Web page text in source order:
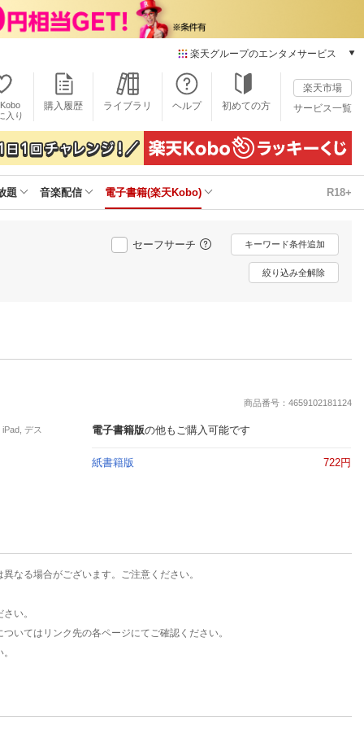
楽天グループのエンタメサービス
本/ゲーム/CD/DVD
楽天ブックス
電子書籍
楽天Kobo
雑誌読み放題
楽天ミュージック
動画配信
楽天TV
動画配信ガイド
推し楽
入り
購入履歴 ライブラリ ヘルプ 初めての方
楽天市場
サービス一覧
題 音楽配信 電子書籍(楽天Kobo) R18+
セーフサーチ キーワード条件追加
絞り込み全解除
商品番号：4659102181124
デス
電子書籍版の他もご購入可能です
紙書籍版 722円
なる場合がございます。ご注意ください。
い。
いてはリンク先の各ページにてご確認ください。